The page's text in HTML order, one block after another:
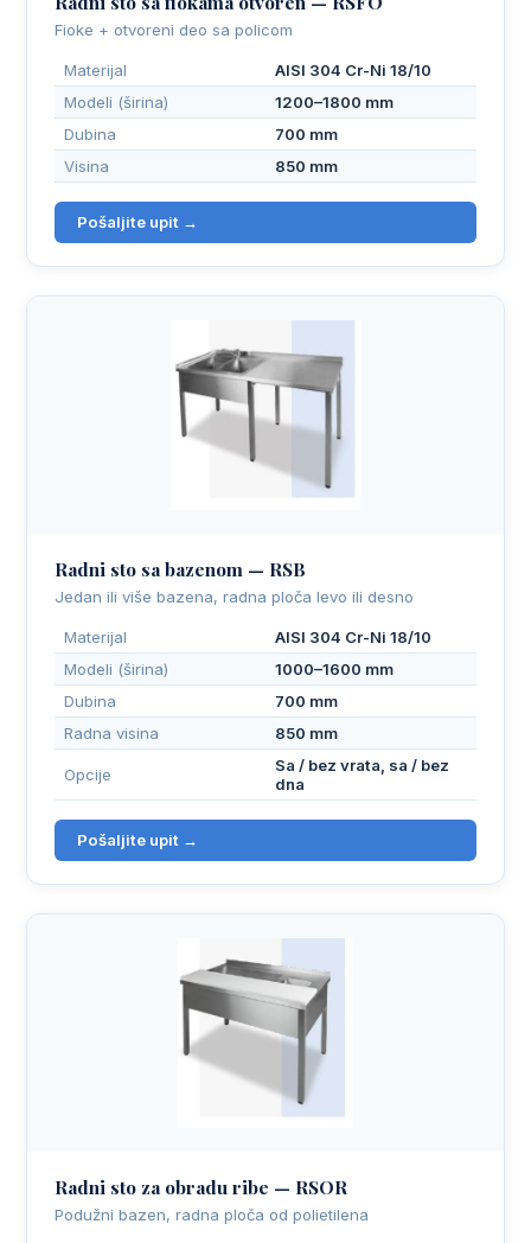
Fioke + otvoreni deo sa policom
Materijal
AISI 304 Cr-Ni 18/10
Modeli (širina)
1200–1800 mm
Dubina
700 mm
Visina
850 mm
Pošaljite upit →
Radni sto sa bazenom — RSB
Jedan ili više bazena, radna ploča levo ili desno
Materijal
AISI 304 Cr-Ni 18/10
Modeli (širina)
1000–1600 mm
Dubina
700 mm
Radna visina
850 mm
Opcije
Sa / bez vrata, sa / bez
dna
Pošaljite upit →
Radni sto za obradu ribe — RSOR
Podužni bazen, radna ploča od polietilena